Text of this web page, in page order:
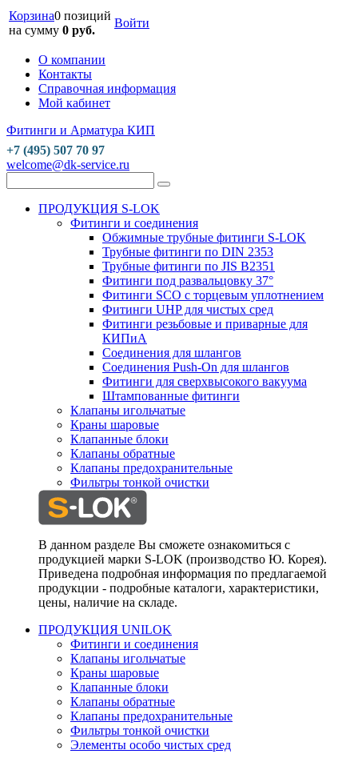
Корзина0 позиций
на сумму 0 руб.
Войти
О компании
Контакты
Справочная информация
Мой кабинет
Фитинги и Арматура КИП
+7 (495) 507 70 97
welcome@dk-service.ru
ПРОДУКЦИЯ S-LOK
Фитинги и соединения
Обжимные трубные фитинги S-LOK
Трубные фитинги по DIN 2353
Трубные фитинги по JIS B2351
Фитинги под развальцовку 37°
Фитинги SCO с торцевым уплотнением
Фитинги UHP для чистых сред
Фитинги резьбовые и приварные для
КИПиА
Соединения для шлангов
Соединения Push-On для шлангов
Фитинги для сверхвысокого вакуума
Штампованные фитинги
Клапаны игольчатые
Краны шаровые
Клапанные блоки
Клапаны обратные
Клапаны предохранительные
Фильтры тонкой очистки
В данном разделе Вы сможете ознакомиться с
продукцией марки S-LOK (производство Ю. Корея).
Приведена подробная информация по предлагаемой
продукции - подробные каталоги, характеристики,
цены, наличие на складе.
ПРОДУКЦИЯ UNILOK
Фитинги и соединения
Клапаны игольчатые
Краны шаровые
Клапанные блоки
Клапаны обратные
Клапаны предохранительные
Фильтры тонкой очистки
Элементы особо чистых сред